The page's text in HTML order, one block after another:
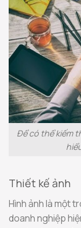
Để có thể kiếm
Thiết kế ảnh
Hình ảnh là một
doanh nghiệp